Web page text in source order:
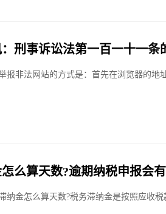
刑事诉讼法第一百一十一条
都有什么？
报非法网站的方式是：首先在浏览器的地
么算天数?逾期纳税申报会
纳金怎么算天数?税务滞纳金是按照应收